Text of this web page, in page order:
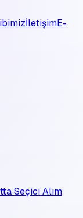
İletişimE-
Seçici Alım